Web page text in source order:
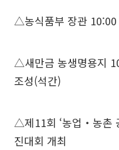
△농식품부 장관 10:00
△새만금 농생명용지
조성(석간)
△제11회 ‘농업‧농촌
진대회 개최